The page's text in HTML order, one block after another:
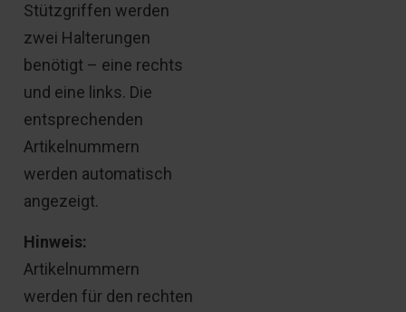
Stützgriffen werden
zwei Halterungen
benötigt – eine rechts
und eine links. Die
entsprechenden
Artikelnummern
werden automatisch
angezeigt.
Hinweis:
Artikelnummern
werden für den rechten